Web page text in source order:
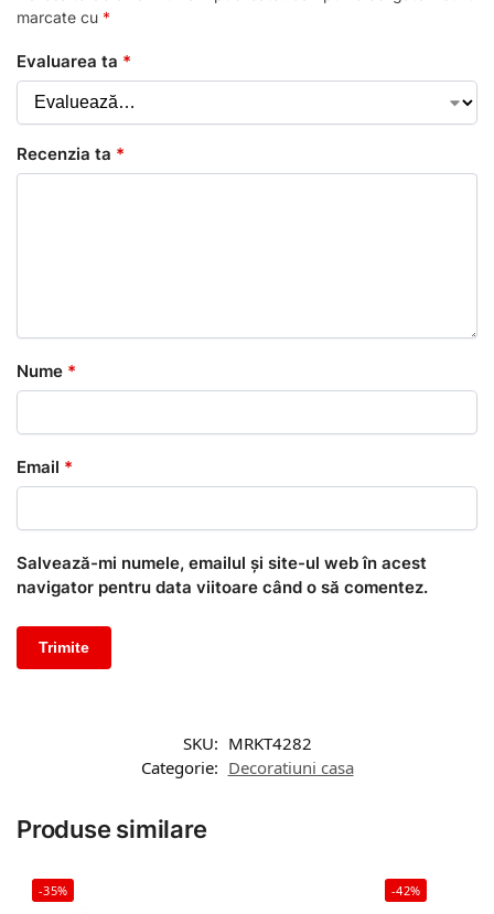
marcate cu *
Evaluarea ta *
Recenzia ta *
Nume *
Email *
Salvează-mi numele, emailul și site-ul web în acest
navigator pentru data viitoare când o să comentez.
SKU: MRKT4282
Categorie: Decoratiuni casa
Produse similare
-35% -42%